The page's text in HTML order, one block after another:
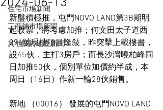
住宅市場新聞
工商舖市場新聞
其他關於地產新聞
新盤積極推，屯門NOVO LAND第3B期明
起收票，將考慮加推；何文田太子道西
296號現樓項目隆敍，昨突擊上載樓書，
設45伙，主打3房戶；而長沙灣曉柏峰同
日加推50伙，個別單位加價約半成，本
周日（16日）作新一輪28伙銷售。
新地 （00016） 發展的屯門NOVO LAND